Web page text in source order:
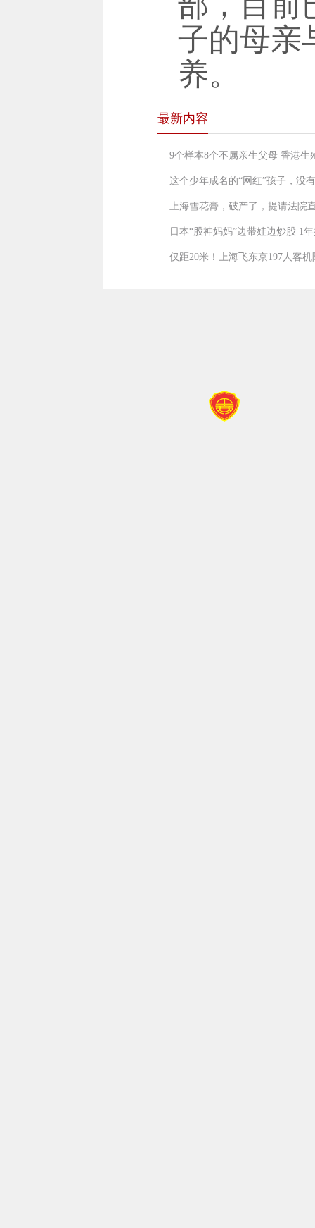
子的母亲
养。
最新内容
9个样本8个不属亲生父母 香港生
这个少年成名的“网红”孩子，没
上海雪花膏，破产了，提请法院
日本“股神妈妈”边带娃边炒股 1
仅距20米！上海飞东京197人客机